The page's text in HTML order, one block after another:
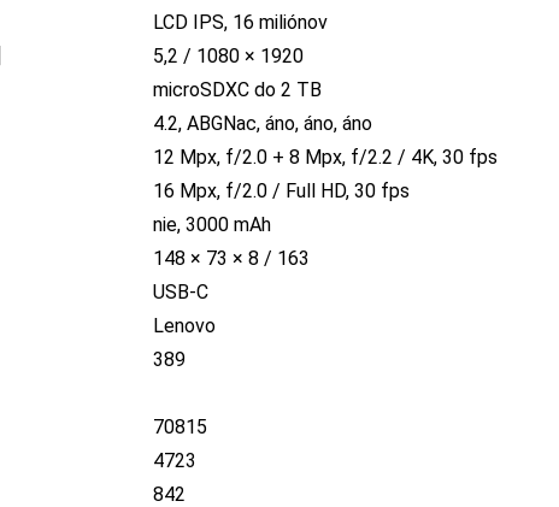
LCD IPS, 16 miliónov
5,2 / 1080 × 1920
microSDXC do 2 TB
4.2, ABGNac, áno, áno, áno
12 Mpx, f/2.0 + 8 Mpx, f/2.2 / 4K, 30 fps
16 Mpx, f/2.0 / Full HD, 30 fps
nie, 3000 mAh
148 × 73 × 8 / 163
USB-C
Lenovo
389
70815
4723
842